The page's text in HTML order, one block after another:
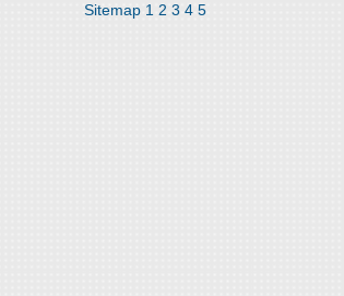
Sitemap 1 2 3 4 5